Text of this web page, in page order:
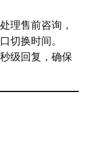
理售前咨询，
切换时间。
级回复，确保